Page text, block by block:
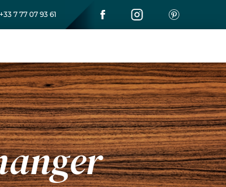
+33 7 77 07 93 61